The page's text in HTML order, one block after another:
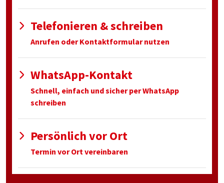
Telefonieren & schreiben
Anrufen oder Kontaktformular nutzen
WhatsApp-Kontakt
Schnell, einfach und sicher per WhatsApp
schreiben
Persönlich vor Ort
Termin vor Ort vereinbaren